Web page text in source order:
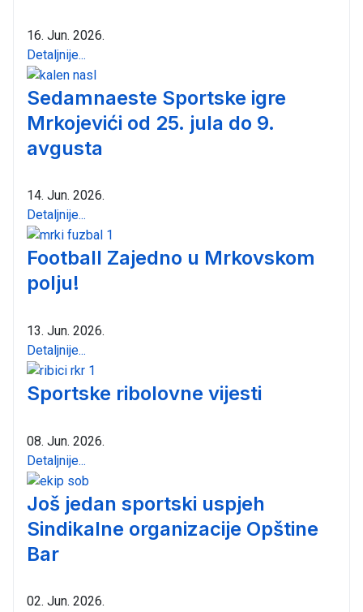
16. Jun. 2026.
Detaljnije...
Sedamnaeste Sportske igre
Mrkojevići od 25. jula do 9.
avgusta
14. Jun. 2026.
Detaljnije...
Football Zajedno u Mrkovskom
polju!
13. Jun. 2026.
Detaljnije...
Sportske ribolovne vijesti
08. Jun. 2026.
Detaljnije...
Još jedan sportski uspjeh
Sindikalne organizacije Opštine
Bar
02. Jun. 2026.